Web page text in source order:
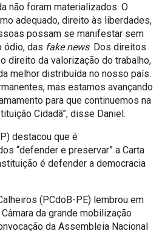
não foram materializados. O
adequado, direito às liberdades,
possam se manifestar sem
ódio, das fake news. Dos direitos
direito da valorização do trabalho,
melhor distribuída no nosso país.
mas estamos avançando
para que continuemos na
Cidadã”, disse Daniel.
destacou que é
“defender e preservar” a Carta
é defender a democracia
(PCdoB-PE) lembrou em
da grande mobilização
da Assembleia Nacional